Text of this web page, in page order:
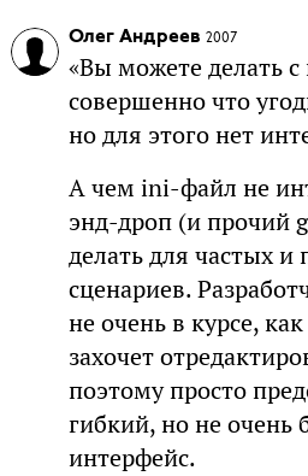
Олег Андреев 2007
«Вы можете делать
совершенно что
но для этого нет
А чем ini-файл не
энд-дроп (и прочий
делать для частых и
сценариев.
не очень в курсе,
захочет
поэтому просто
гибкий, но не очень
интерфейс.